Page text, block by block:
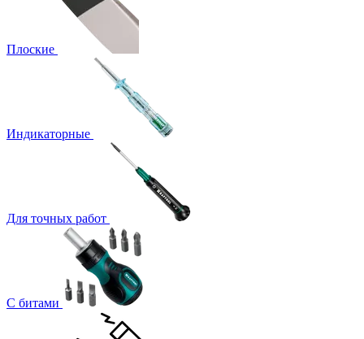
Плоские
Индикаторные
Для точных работ
С битами